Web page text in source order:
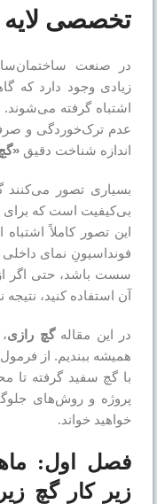
تخصصی لایه
در صنعت
زیادی وجود دارد که
اشتباه گرفته می‌شوند.
عدم ترک‌خوردگی و
اندازه شناخت دقیق
بسیاری تصور می‌کنند
بی‌کیفیت است که برای
فونداسیونِ نمای
سست باشد، حتی اگر از
آن استفاده کنید،
در این مقالهگچ رازی
همیشه ببندیم. از
با گچ سفید گرفته تا
پروژه و روش‌های
خواهید خواند.
فصل اول:
زیر کار گچ